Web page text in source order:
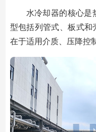
水冷却器的核心是
型包括列管式、板式和
在于适用介质、压降控